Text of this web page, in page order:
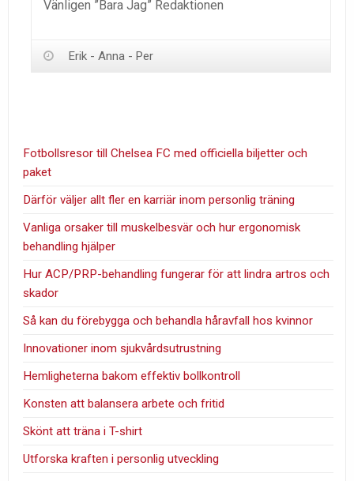
Vänligen ”Bara Jag” Redaktionen
Erik - Anna - Per
Fotbollsresor till Chelsea FC med officiella biljetter och
paket
Därför väljer allt fler en karriär inom personlig träning
Vanliga orsaker till muskelbesvär och hur ergonomisk
behandling hjälper
Hur ACP/PRP-behandling fungerar för att lindra artros och
skador
Så kan du förebygga och behandla håravfall hos kvinnor
Innovationer inom sjukvårdsutrustning
Hemligheterna bakom effektiv bollkontroll
Konsten att balansera arbete och fritid
Skönt att träna i T-shirt
Utforska kraften i personlig utveckling